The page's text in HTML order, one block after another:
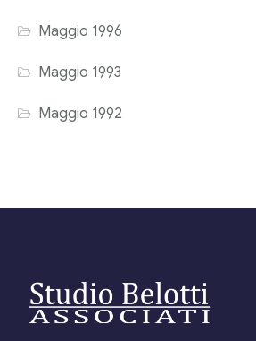
Maggio 1996
Maggio 1993
Maggio 1992